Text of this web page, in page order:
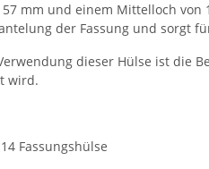
mm und einem Mittelloch
der Fassung und sorgt
dieser Hülse ist die
wird.
Fassungshülse